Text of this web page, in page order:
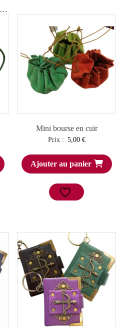
Mini bourse en cuir
Prix : 5,00 €
Ajouter au panier